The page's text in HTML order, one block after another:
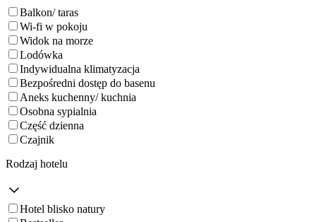
Balkon/ taras
Wi-fi w pokoju
Widok na morze
Lodówka
Indywidualna klimatyzacja
Bezpośredni dostęp do basenu
Aneks kuchenny/ kuchnia
Osobna sypialnia
Część dzienna
Czajnik
Rodzaj hotelu
Hotel blisko natury